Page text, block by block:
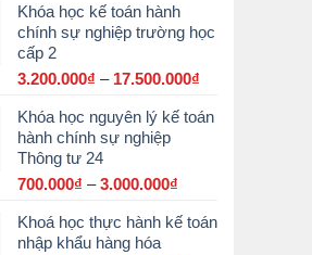
2.900.000₫
Khóa học kế toán hành
chính sự nghiệp trường học
cấp 2
3.200.000₫ – 17.500.000₫
từ
Khóa học nguyên lý kế toán
hành chính sự nghiệp
Thông tư 24
700.000₫ – 3.000.000₫
từ
Khoá học thực hành kế toán
nhập khẩu hàng hóa